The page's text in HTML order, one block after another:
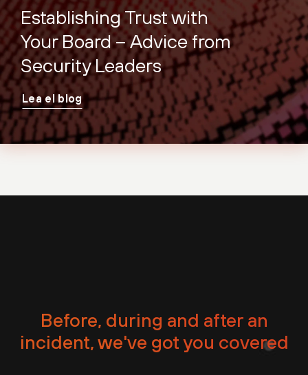
Establishing Trust with
Your Board – Advice from
Security Leaders
Lea el blog
Before, during and after an
incident, we've got you covered